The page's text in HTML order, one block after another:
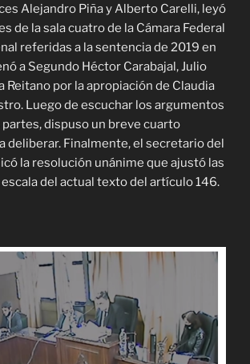
Alejandro Piña y Alberto Carelli, leyó
de la sala cuatro de la Cámara Federal
referidas a la sentencia de 2019 en
a Segundo Héctor Carabajal, Julio
Reitano por la apropiación de Claudia
Luego de escuchar los argumentos
dispuso un breve cuarto
deliberar. Finalmente, el secretario del
la resolución unánime que ajustó las
del actual texto del artículo 146.